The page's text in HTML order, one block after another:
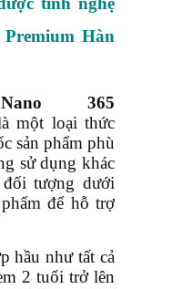
Premium Hàn
365
một loại thức
sản phẩm phù
sử dụng khác
tượng dưới
để hỗ trợ
hầu như tất cả
2 tuổi trở lên